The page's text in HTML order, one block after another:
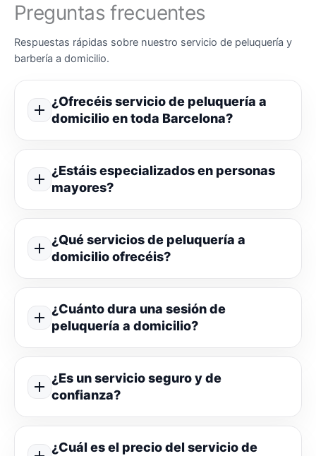
Preguntas frecuentes
Respuestas rápidas sobre nuestro servicio de peluquería y
barbería a domicilio.
¿Ofrecéis servicio de peluquería a
domicilio en toda Barcelona?
¿Estáis especializados en personas
mayores?
¿Qué servicios de peluquería a
domicilio ofrecéis?
¿Cuánto dura una sesión de
peluquería a domicilio?
¿Es un servicio seguro y de
confianza?
¿Cuál es el precio del servicio de